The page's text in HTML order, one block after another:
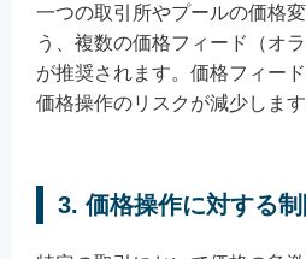
一つの取引所やプールの価格
う、複数の価格フィード（オ
が推奨されます。価格フィー
価格操作のリスクが減少します
3. 価格操作に対する